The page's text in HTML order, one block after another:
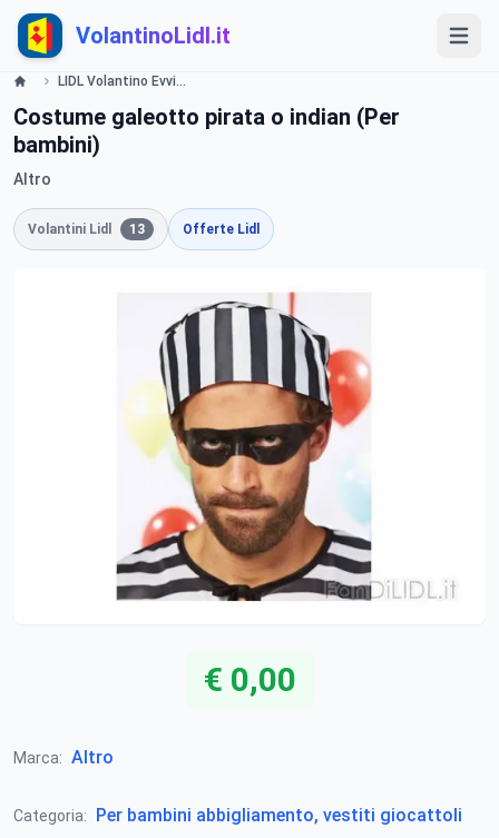
VolantinoLidl.it
LIDL Volantino Evviva il carnevale valide dal 3 Febbraio 2014 Lidl
Costume galeotto pirata o indian (Per
bambini)
Altro
Volantini Lidl 13 Offerte Lidl
€ 0,00
Marca: Altro
Categoria: Per bambini abbigliamento, vestiti giocattoli